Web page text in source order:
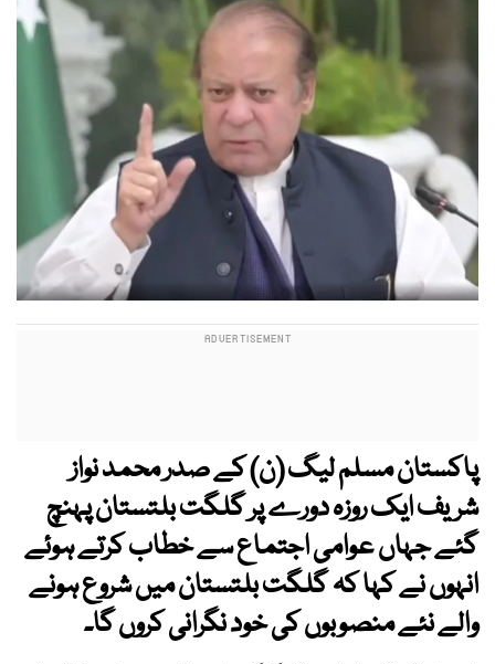
پاکستان مسلم لیگ (ن) کے صدر محمد نواز
شریف ایک روزہ دورے پر گلگت بلتستان پہنچ
گئے جہاں عوامی اجتماع سے خطاب کرتے ہوئے
انہوں نے کہا کہ گلگت بلتستان میں شروع ہونے
والے نئے منصوبوں کی خود نگرانی کروں گا۔